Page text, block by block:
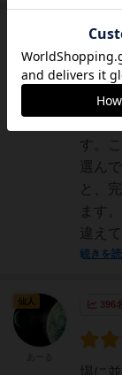
374
数種
す。
選ん
と、
ます
違え
続きを
Yu
396
場に
仙人